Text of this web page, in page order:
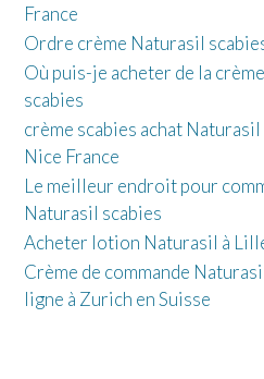
France
Ordre crème Naturasil
Où puis-je acheter de la
scabies
crème scabies achat
Nice France
Le meilleur endroit pour
Naturasil scabies
Acheter lotion Naturasil à
Crème de commande
ligne à Zurich en Suisse